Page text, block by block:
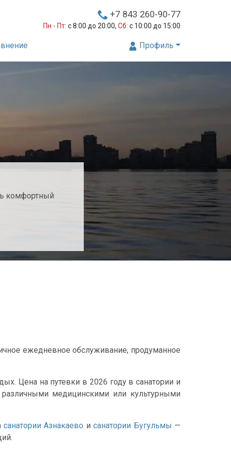
+7 843 260-90-77
Пн - Пт: с 8:00 до 20:00, Сб: с 10:00 до 15:00
Профиль
комфортный
ежедневное обслуживание, продуманное
Цена на путевки в 2026 году в санатории и
медицинскими или культурными
санатории Азнакаево исанатории Бугульмы —